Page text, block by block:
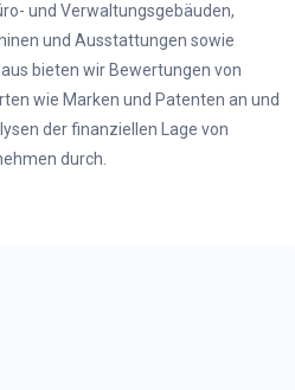
und Verwaltungsgebäuden,
und Ausstattungen sowie
bieten wir Bewertungen von
wie Marken und Patenten an und
der finanziellen Lage von
durch.